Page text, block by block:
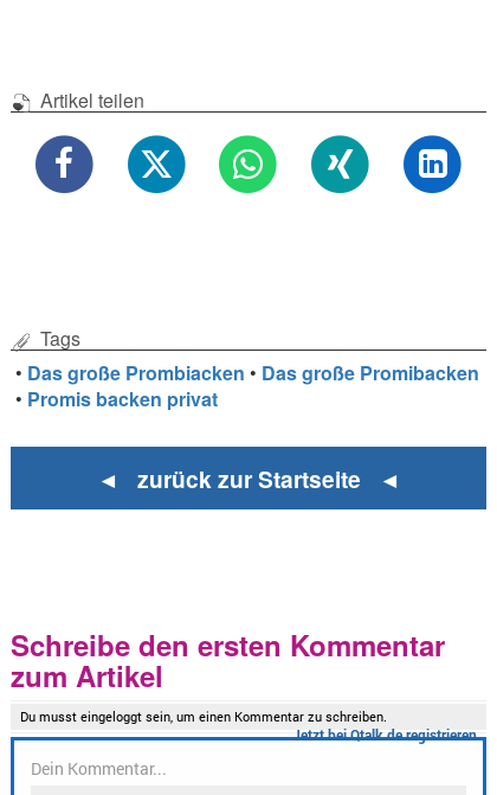
Artikel teilen
Tags
• Das große Prombiacken • Das große Promibacken
• Promis backen privat
◄ zurück zur Startseite ◄
Schreibe den ersten Kommentar
zum Artikel